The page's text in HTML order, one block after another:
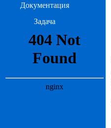
Документация
Задача